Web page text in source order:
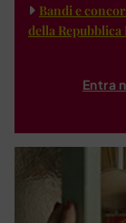
Bandi e
della
Entra